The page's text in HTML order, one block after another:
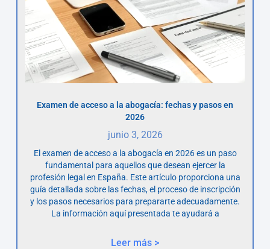
Examen de acceso a la abogacía: fechas y pasos en
2026
junio 3, 2026
El examen de acceso a la abogacía en 2026 es un paso
fundamental para aquellos que desean ejercer la
profesión legal en España. Este artículo proporciona una
guía detallada sobre las fechas, el proceso de inscripción
y los pasos necesarios para prepararte adecuadamente.
La información aquí presentada te ayudará a
Leer más >